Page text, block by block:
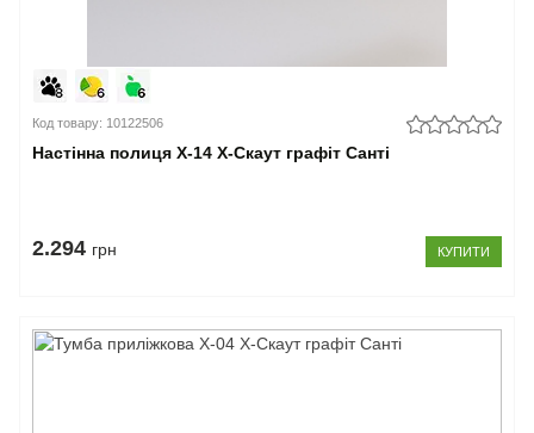
Код товару: 10122506
Настінна полиця Х-14 X-Скаут графіт Санті
2.294 грн КУПИТИ